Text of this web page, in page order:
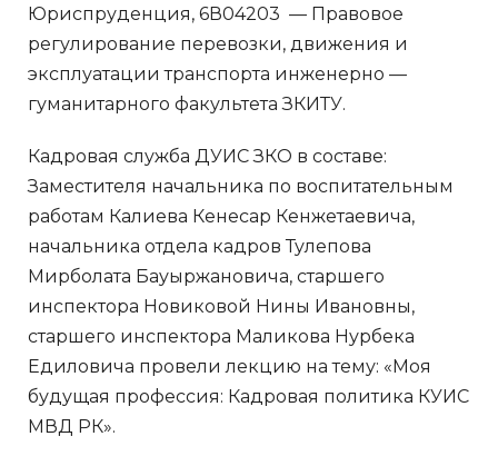
Юриспруденция, 6В04203 — Правовое
регулирование перевозки, движения и
эксплуатации транспорта инженерно —
гуманитарного факультета ЗКИТУ.
Кадровая служба ДУИС ЗКО в составе:
Заместителя начальника по воспитательным
работам Калиева Кенесар Кенжетаевича,
начальника отдела кадров Тулепова
Мирболата Бауыржановича, старшего
инспектора Новиковой Нины Ивановны,
старшего инспектора Маликова Нурбека
Едиловича провели лекцию на тему: «Моя
будущая профессия: Кадровая политика КУИС
МВД РК».